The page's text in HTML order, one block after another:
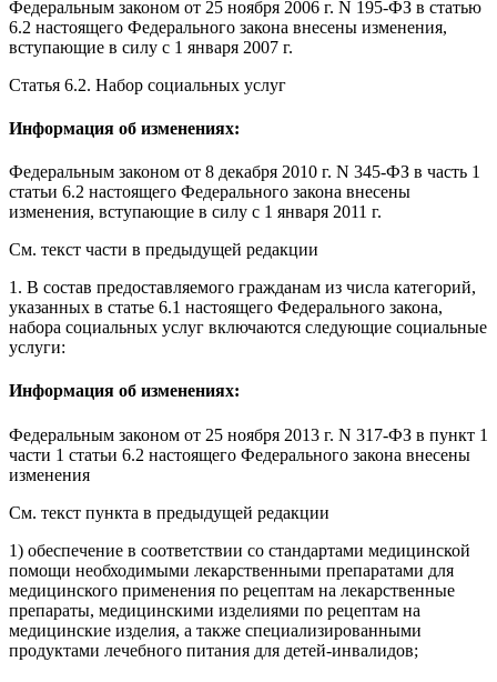
Федеральным законом от 25 ноября 2006 г. N 195-ФЗ в статью
6.2 настоящего Федерального закона внесены изменения,
вступающие в силу с 1 января 2007 г.
Статья 6.2. Набор социальных услуг
Информация об изменениях:
Федеральным законом от 8 декабря 2010 г. N 345-ФЗ в часть 1
статьи 6.2 настоящего Федерального закона внесены
изменения, вступающие в силу c 1 января 2011 г.
См. текст части в предыдущей редакции
1. В состав предоставляемого гражданам из числа категорий,
указанных в статье 6.1 настоящего Федерального закона,
набора социальных услуг включаются следующие социальные
услуги:
Информация об изменениях:
Федеральным законом от 25 ноября 2013 г. N 317-ФЗ в пункт 1
части 1 статьи 6.2 настоящего Федерального закона внесены
изменения
См. текст пункта в предыдущей редакции
1) обеспечение в соответствии со стандартами медицинской
помощи необходимыми лекарственными препаратами для
медицинского применения по рецептам на лекарственные
препараты, медицинскими изделиями по рецептам на
медицинские изделия, а также специализированными
продуктами лечебного питания для детей-инвалидов;